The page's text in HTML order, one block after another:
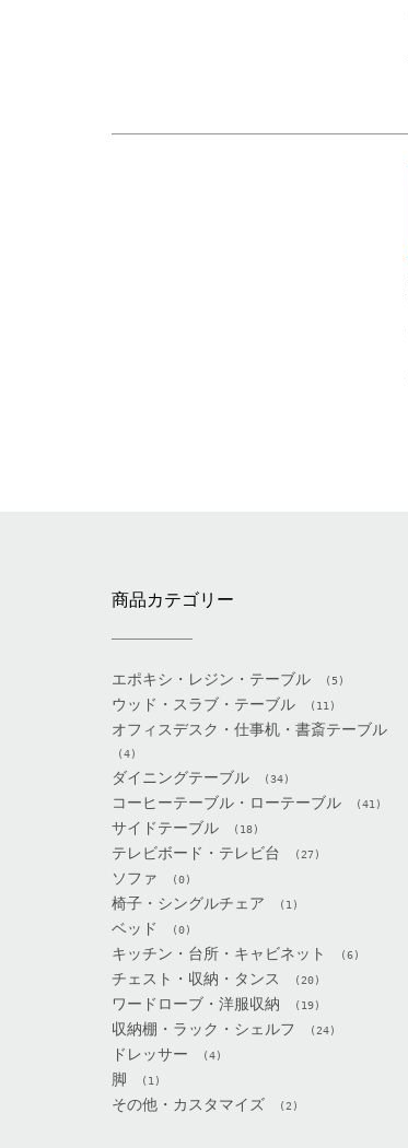
商品カテゴリー
エポキシ・レジン・テーブル (5)
ウッド・スラブ・テーブル (11)
オフィスデスク・仕事机・書斎テーブル
(4)
ダイニングテーブル (34)
コーヒーテーブル・ローテーブル (41)
サイドテーブル (18)
テレビボード・テレビ台 (27)
ソファ (0)
椅子・シングルチェア (1)
ベッド (0)
キッチン・台所・キャビネット (6)
チェスト・収納・タンス (20)
ワードローブ・洋服収納 (19)
収納棚・ラック・シェルフ (24)
ドレッサー (4)
脚 (1)
その他・カスタマイズ (2)